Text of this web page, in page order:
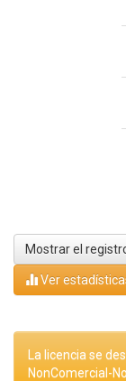
Mostrar el
Ver
La licencia se
NonComercial-